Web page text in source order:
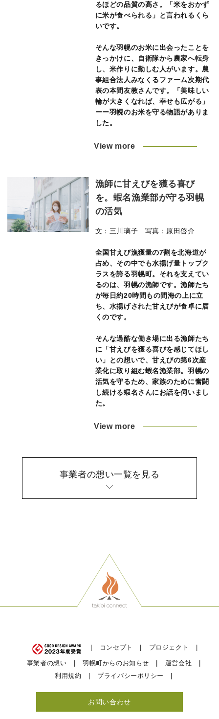
るほどの品質の高さ。「米をおかず
に米が食べられる」と言われるくら
いです。
そんな羽幌のお米に出会ったことを
きっかけに、自衛隊から農家へ転身
し、米作りに勤しむ人がいます。農
事組合法人みなくるファーム次期代
表の本間友教さんです。「美味しい
輪が大きくなれば、幸せも広がる」
ーー羽幌のお米を守る物語がありま
した。
View more
漁師に甘えびを獲る喜び
を。蝦名漁業部が守る羽幌
の活気
文：三川璃子 写真：原田啓介
全国甘えび漁獲量の7割を北海道が
占め、その中でも水揚げ量トップク
ラスを誇る羽幌町。それを支えてい
るのは、羽幌の漁師です。漁師たち
が毎日約20時間もの間海の上に立
ち、水揚げされた甘えびが食卓に届
くのです。
そんな過酷な働き場に出る漁師たち
に「甘えびを獲る喜びを感じてほし
い」との想いで、甘えびの第6次産
業化に取り組む蝦名漁業部。羽幌の
活気を守るため、家族のために奮闘
し続ける蝦名さんにお話を伺いまし
た。
View more
事業者の想い一覧を見る
コンセプト プロジェクト
事業者の想い 羽幌町からのお知らせ
運営会社
利用規約
プライバシーポリシー
お問い合わせ